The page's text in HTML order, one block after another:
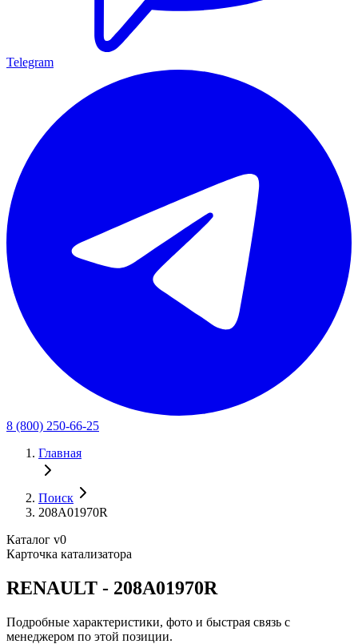
Telegram
8 (800) 250-66-25
Главная
Поиск
208A01970R
Каталог v0
Карточка катализатора
RENAULT - 208A01970R
Подробные характеристики, фото и быстрая связь с
менеджером по этой позиции.